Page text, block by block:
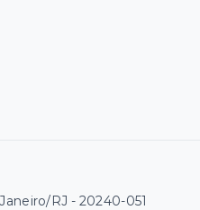
RJ - 20240-051